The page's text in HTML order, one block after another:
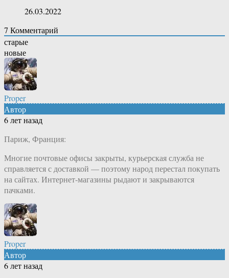
26.03.2022
7 Комментарий
старые
новые
Proper
Автор
6 лет назад
Париж, Франция:
Многие почтовые офисы закрыты, курьерская служба не
справляется с доставкой — поэтому народ перестал покупать
на сайтах. Интернет-магазины рыдают и закрываются
пачками.
Proper
Автор
6 лет назад